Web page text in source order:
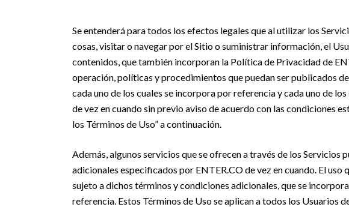
Se entenderá para todos los efectos legales que al utilizar los
cosas, visitar o navegar por el Sitio o suministrar información, el
contenidos, que también incorporan la Política de Privacidad de
operación, políticas y procedimientos que puedan ser publicados
cada uno de los cuales se incorpora por referencia y cada uno de
de vez en cuando sin previo aviso de acuerdo con las condiciones
los Términos de Uso” a continuación.
Además, algunos servicios que se ofrecen a través de los Servicios
adicionales especificados por ENTER.CO de vez en cuando. El uso
sujeto a dichos términos y condiciones adicionales, que se
referencia. Estos Términos de Uso se aplican a todos los Usuarios